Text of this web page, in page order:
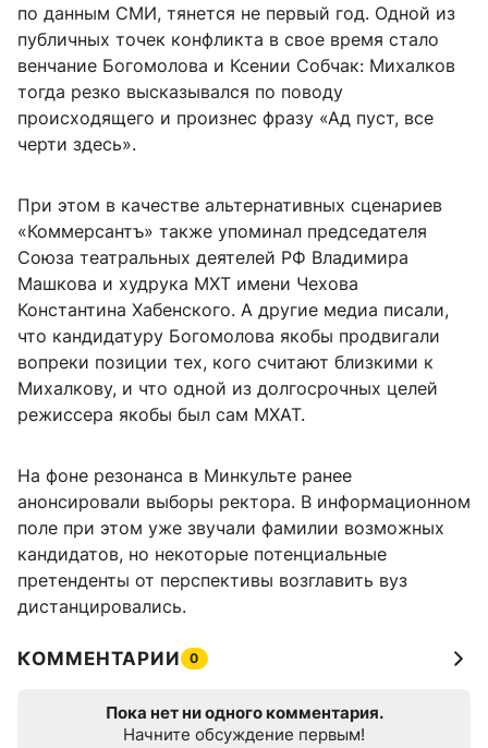
по данным СМИ, тянется не первый год. Одной из
публичных точек конфликта в свое время стало
венчание Богомолова и Ксении Собчак: Михалков
тогда резко высказывался по поводу
происходящего и произнес фразу «Ад пуст, все
черти здесь».
При этом в качестве альтернативных сценариев
«Коммерсантъ» также упоминал председателя
Союза театральных деятелей РФ Владимира
Машкова и худрука МХТ имени Чехова
Константина Хабенского. А другие медиа писали,
что кандидатуру Богомолова якобы продвигали
вопреки позиции тех, кого считают близкими к
Михалкову, и что одной из долгосрочных целей
режиссера якобы был сам МХАТ.
На фоне резонанса в Минкульте ранее
анонсировали выборы ректора. В информационном
поле при этом уже звучали фамилии возможных
кандидатов, но некоторые потенциальные
претенденты от перспективы возглавить вуз
дистанцировались.
КОММЕНТАРИИ 0
Пока нет ни одного комментария.
Начните обсуждение первым!